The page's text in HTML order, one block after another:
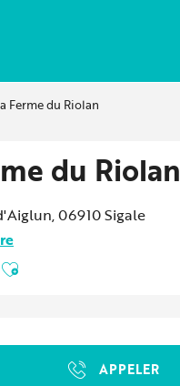
Ferme du Riolan
du Riolan
06910 Sigale
Ajouter aux favoris
APPELER